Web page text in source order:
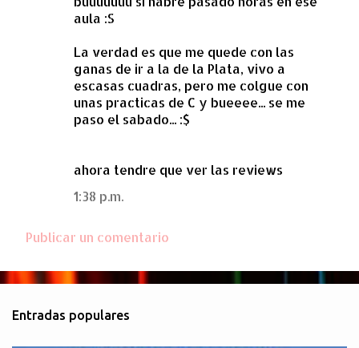
aula :S
La verdad es que me quede con las
ganas de ir a la de la Plata, vivo a
escasas cuadras, pero me colgue con
unas practicas de C y bueeee... se me
paso el sabado... :$
ahora tendre que ver las reviews
1:38 p.m.
Publicar un comentario
Entradas populares